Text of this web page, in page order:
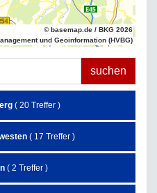
© basemap.de / BKG 2026
und Geoinformation (HVBG)
( 20 Treffer )
( 17 Treffer )
( 2 Treffer )